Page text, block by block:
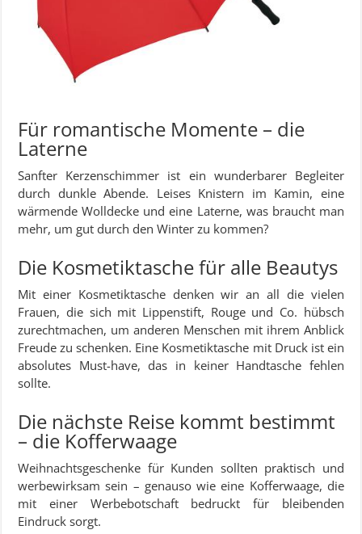
Für romantische Momente – die
Laterne
Sanfter Kerzenschimmer ist ein wunderbarer Begleiter
durch dunkle Abende. Leises Knistern im Kamin, eine
wärmende Wolldecke und eine Laterne, was braucht man
mehr, um gut durch den Winter zu kommen?
Die Kosmetiktasche für alle Beautys
Mit einer Kosmetiktasche denken wir an all die vielen
Frauen, die sich mit Lippenstift, Rouge und Co. hübsch
zurechtmachen, um anderen Menschen mit ihrem Anblick
Freude zu schenken. Eine Kosmetiktasche mit Druck ist ein
absolutes Must-have, das in keiner Handtasche fehlen
sollte.
Die nächste Reise kommt bestimmt
– die Kofferwaage
Weihnachtsgeschenke für Kunden sollten praktisch und
werbewirksam sein – genauso wie eine Kofferwaage, die
mit einer Werbebotschaft bedruckt für bleibenden
Eindruck sorgt.